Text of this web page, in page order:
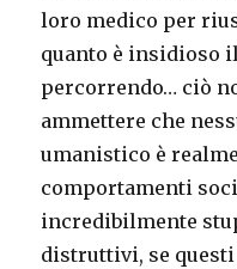
loro medico per
quanto è insidioso
percorrendo… ciò
ammettere che
umanistico è
comportamenti
incredibilmente
distruttivi, se